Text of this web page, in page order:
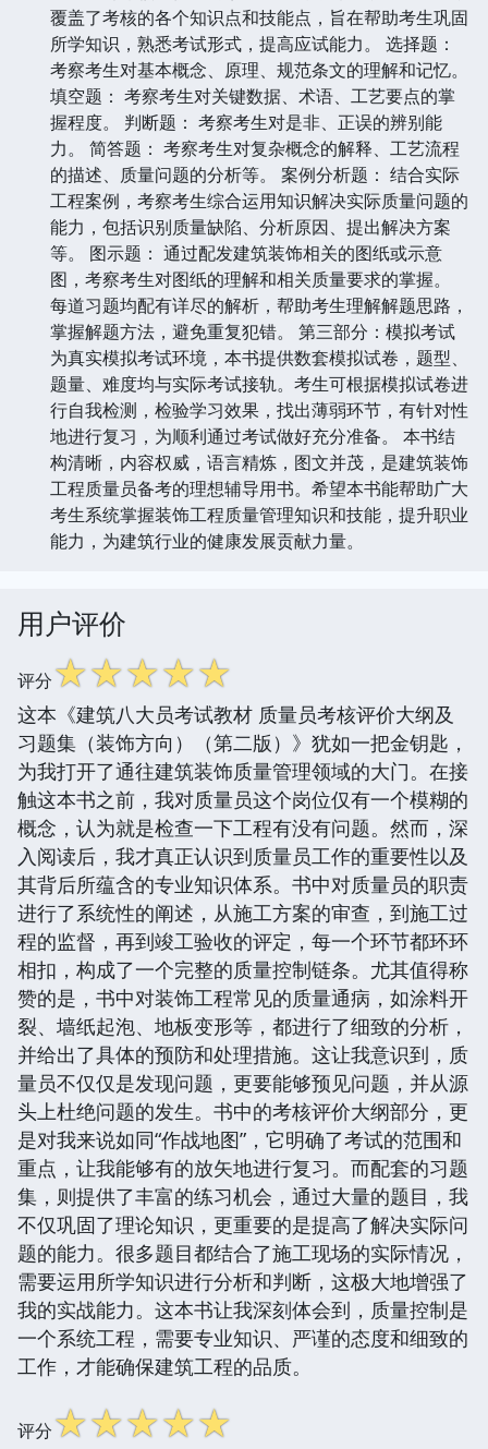
覆盖了考核的各个知识点和技能点，旨在帮助考生巩固
所学知识，熟悉考试形式，提高应试能力。 选择题：
考察考生对基本概念、原理、规范条文的理解和记忆。
填空题： 考察考生对关键数据、术语、工艺要点的掌
握程度。 判断题： 考察考生对是非、正误的辨别能
力。 简答题： 考察考生对复杂概念的解释、工艺流程
的描述、质量问题的分析等。 案例分析题： 结合实际
工程案例，考察考生综合运用知识解决实际质量问题的
能力，包括识别质量缺陷、分析原因、提出解决方案
等。 图示题： 通过配发建筑装饰相关的图纸或示意
图，考察考生对图纸的理解和相关质量要求的掌握。
每道习题均配有详尽的解析，帮助考生理解解题思路，
掌握解题方法，避免重复犯错。 第三部分：模拟考试
为真实模拟考试环境，本书提供数套模拟试卷，题型、
题量、难度均与实际考试接轨。考生可根据模拟试卷进
行自我检测，检验学习效果，找出薄弱环节，有针对性
地进行复习，为顺利通过考试做好充分准备。 本书结
构清晰，内容权威，语言精炼，图文并茂，是建筑装饰
工程质量员备考的理想辅导用书。希望本书能帮助广大
考生系统掌握装饰工程质量管理知识和技能，提升职业
能力，为建筑行业的健康发展贡献力量。
用户评价
评分☆☆☆☆☆
这本《建筑八大员考试教材 质量员考核评价大纲及
习题集（装饰方向）（第二版）》犹如一把金钥匙，
为我打开了通往建筑装饰质量管理领域的大门。在接
触这本书之前，我对质量员这个岗位仅有一个模糊的
概念，认为就是检查一下工程有没有问题。然而，深
入阅读后，我才真正认识到质量员工作的重要性以及
其背后所蕴含的专业知识体系。书中对质量员的职责
进行了系统性的阐述，从施工方案的审查，到施工过
程的监督，再到竣工验收的评定，每一个环节都环环
相扣，构成了一个完整的质量控制链条。尤其值得称
赞的是，书中对装饰工程常见的质量通病，如涂料开
裂、墙纸起泡、地板变形等，都进行了细致的分析，
并给出了具体的预防和处理措施。这让我意识到，质
量员不仅仅是发现问题，更要能够预见问题，并从源
头上杜绝问题的发生。书中的考核评价大纲部分，更
是对我来说如同“作战地图”，它明确了考试的范围和
重点，让我能够有的放矢地进行复习。而配套的习题
集，则提供了丰富的练习机会，通过大量的题目，我
不仅巩固了理论知识，更重要的是提高了解决实际问
题的能力。很多题目都结合了施工现场的实际情况，
需要运用所学知识进行分析和判断，这极大地增强了
我的实战能力。这本书让我深刻体会到，质量控制是
一个系统工程，需要专业知识、严谨的态度和细致的
工作，才能确保建筑工程的品质。
评分☆☆☆☆☆